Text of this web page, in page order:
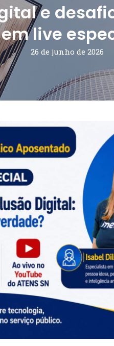
e
em live
26 de junho de 2026